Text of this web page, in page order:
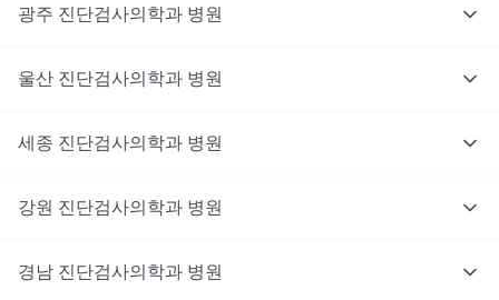
광주 진단검사의학과 병원
울산 진단검사의학과 병원
세종 진단검사의학과 병원
강원 진단검사의학과 병원
경남 진단검사의학과 병원